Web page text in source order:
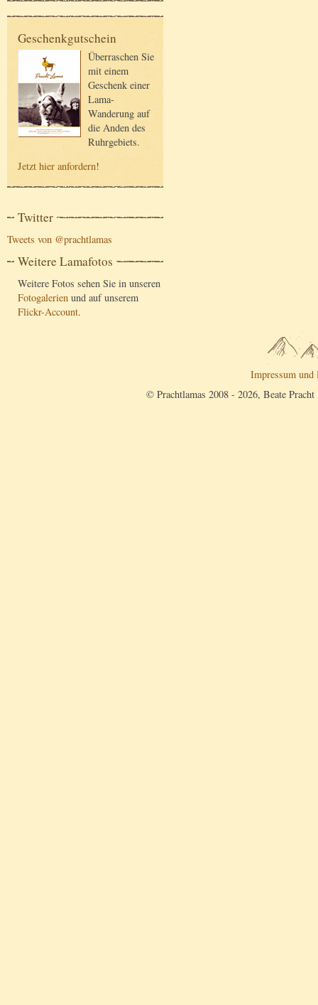
Geschenkgutschein
Überraschen Sie
mit einem
Geschenk einer
Lama-
Wanderung auf
die Anden des
Ruhrgebiets.
Jetzt hier anfordern!
Twitter
Tweets von @prachtlamas
Weitere Lamafotos
Weitere Fotos sehen Sie in unseren
Fotogalerien und auf unserem
Flickr-Account.
Impressum und
© Prachtlamas 2008 - 2026, Beate Pracht